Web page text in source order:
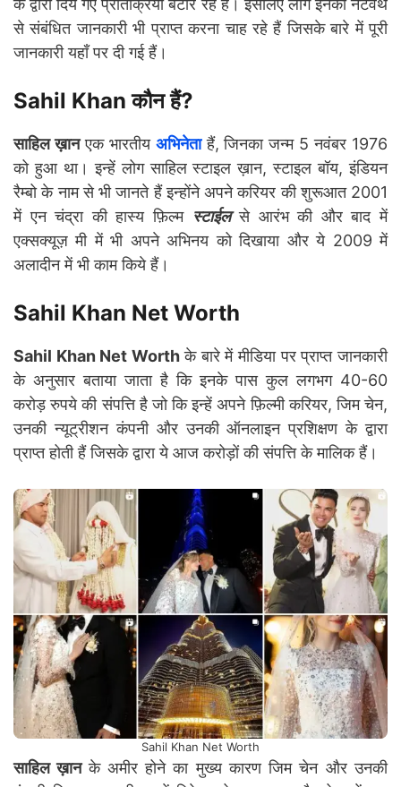
के द्वारा दिये गए प्रतिक्रिया बटोर रहे हैं। इसलिए लोग इनकी नेटवर्थ
से संबंधित जानकारी भी प्राप्त करना चाह रहे हैं जिसके बारे में पूरी
जानकारी यहाँ पर दी गई हैं।
Sahil Khan कौन हैं?
साहिल ख़ानएक भारतीय अभिनेताहैं, जिनका जन्म 5 नवंबर 1976
को हुआ था। इन्हें लोग साहिल स्टाइल ख़ान, स्टाइल बॉय, इंडियन
रैम्बो के नाम से भी जानते हैं इन्होंने अपने करियर की शुरूआत 2001
में एन चंद्रा की हास्य फ़िल्म स्टाईलसे आरंभ की और बाद में
एक्सक्यूज़ मी में भी अपने अभिनय को दिखाया और ये 2009 में
अलादीन में भी काम किये हैं।
Sahil Khan Net Worth
Sahil Khan Net Worthके बारे में मीडिया पर प्राप्त जानकारी
के अनुसार बताया जाता है कि इनके पास कुल लगभग 40-60
करोड़ रुपये की संपत्ति है जो कि इन्हें अपने फ़िल्मी करियर, जिम चेन,
उनकी न्यूट्रीशन कंपनी और उनकी ऑनलाइन प्रशिक्षण के द्वारा
प्राप्त होती हैं जिसके द्वारा ये आज करोड़ों की संपत्ति के मालिक हैं।
Sahil Khan Net Worth
साहिल ख़ानके अमीर होने का मुख्य कारण जिम चेन और उनकी